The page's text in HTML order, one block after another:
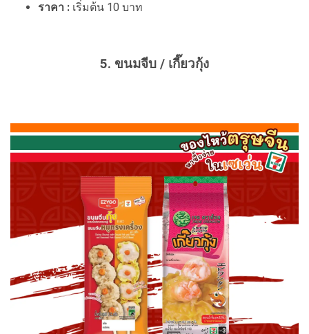
ราคา : เริ่มต้น 10 บาท
5. ขนมจีบ / เกี๊ยวกุ้ง